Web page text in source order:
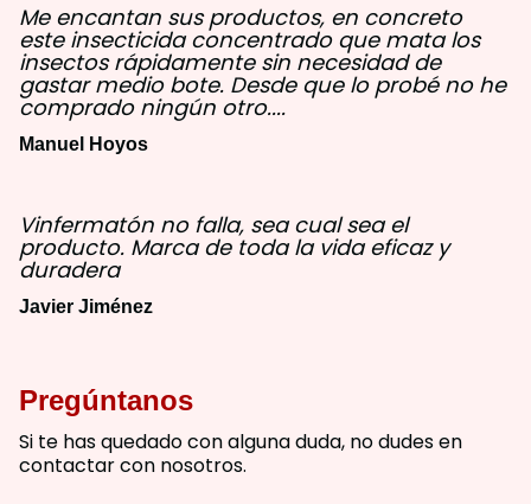
Me encantan sus productos, en concreto
este insecticida concentrado que mata los
insectos rápidamente sin necesidad de
gastar medio bote. Desde que lo probé no he
comprado ningún otro....
Manuel Hoyos
Vinfermatón no falla, sea cual sea el
producto. Marca de toda la vida eficaz y
duradera
Javier Jiménez
Pregúntanos
Si te has quedado con alguna duda, no dudes en
contactar con nosotros.